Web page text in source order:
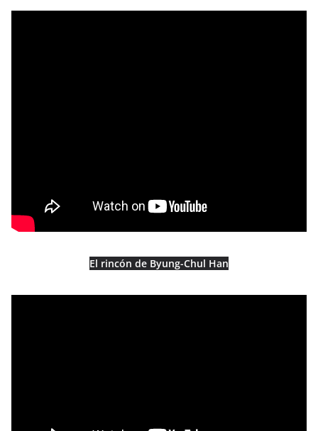
El rincón de Byung-Chul Han